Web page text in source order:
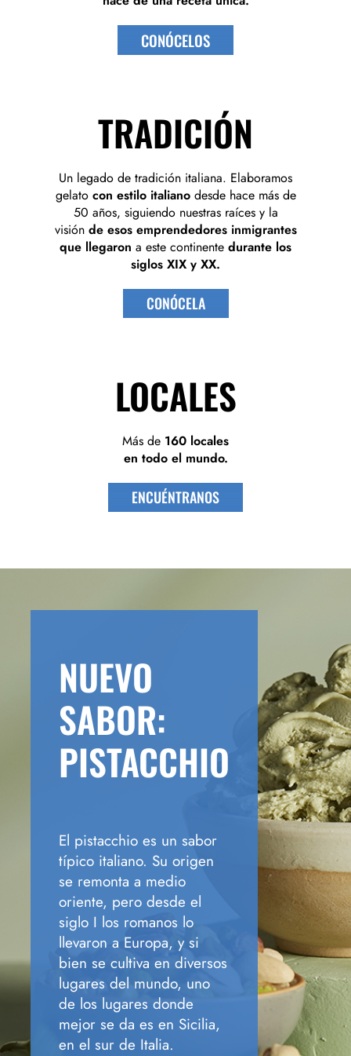
CONÓCELOS
TRADICIÓN
Un legado de tradición italiana. Elaboramos
gelato con estilo italianodesde hace más de
50 años, siguiendo nuestras raíces y la
visión de esos emprendedores inmigrantes
que llegaron a este continente durante los
siglos XIX y XX.
CONÓCELA
LOCALES
Más de 160 locales
en todo el mundo.
ENCUÉNTRANOS
NUEVO
SABOR:
PISTACCHIO
El pistacchio es un sabor
típico italiano. Su origen
se remonta a medio
oriente, pero desde el
siglo I los romanos lo
llevaron a Europa, y si
bien se cultiva en diversos
lugares del mundo, uno
de los lugares donde
mejor se da es en Sicilia,
en el sur de Italia.